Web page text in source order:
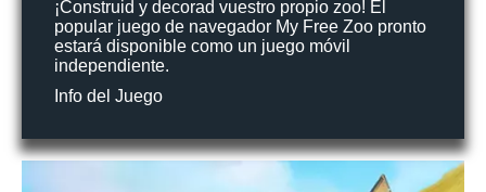
¡Construid y decorad vuestro propio zoo! El
popular juego de navegador My Free Zoo pronto
estará disponible como un juego móvil
independiente.
Info del Juego